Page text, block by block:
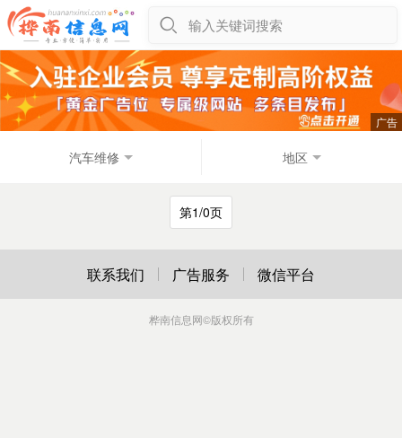
输入关键词搜索
汽车维修 地区
第1/0页
联系我们 广告服务 微信平台
桦南信息网©版权所有